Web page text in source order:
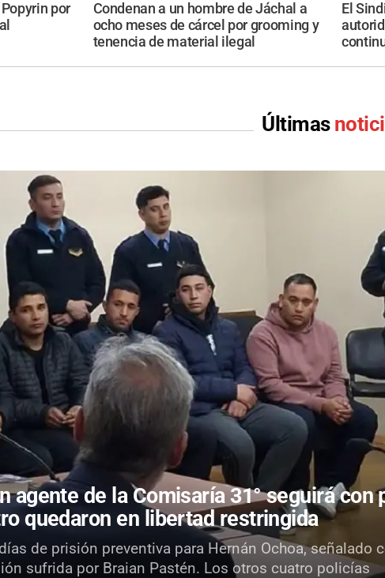
por
Condenan a un hombre de Jáchal a
ocho meses de cárcel por grooming y
tenencia de material ilegal
El
Últimas
agente de la Comisaría 31° seguirá con
quedaron en libertad restringida
de prisión preventiva para Hernán Ochoa, señalado
sufrida por Braian Pastén. Los otros cuatro policías